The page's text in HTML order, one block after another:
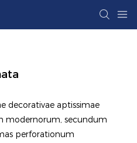
decorativae aptissimae
modernorum, secundum
perforationum